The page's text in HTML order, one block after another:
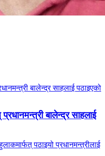
बालेन्द्र साहलाई